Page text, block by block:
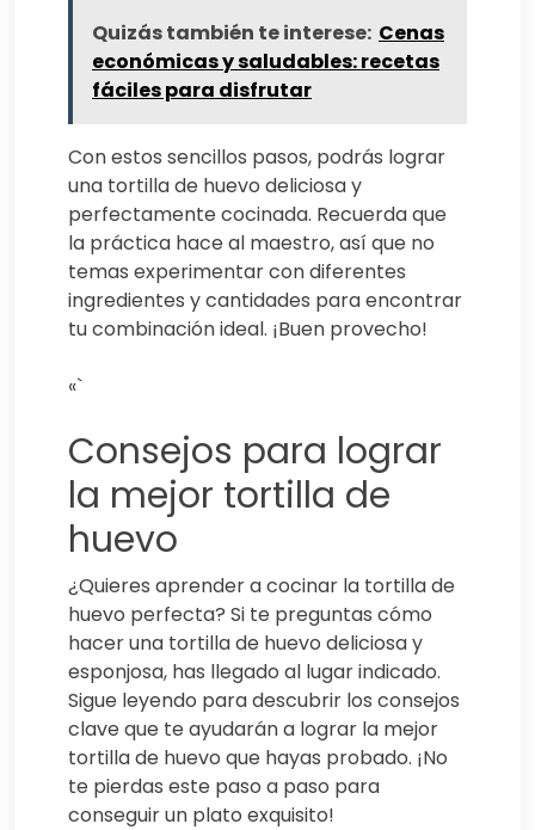
Quizás también te interese: Cenas
económicas y saludables: recetas
fáciles para disfrutar
Con estos sencillos pasos, podrás lograr
una tortilla de huevo deliciosa y
perfectamente cocinada. Recuerda que
la práctica hace al maestro, así que no
temas experimentar con diferentes
ingredientes y cantidades para encontrar
tu combinación ideal. ¡Buen provecho!
«`
Consejos para lograr
la mejor tortilla de
huevo
¿Quieres aprender a cocinar la tortilla de
huevo perfecta? Si te preguntas cómo
hacer una tortilla de huevo deliciosa y
esponjosa, has llegado al lugar indicado.
Sigue leyendo para descubrir los consejos
clave que te ayudarán a lograr la mejor
tortilla de huevo que hayas probado. ¡No
te pierdas este paso a paso para
conseguir un plato exquisito!